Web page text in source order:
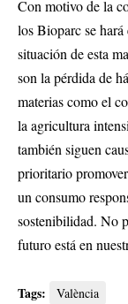
Con motivo de la
los Bioparc se
situación de esta
son la pérdida de
materias como el
la agricultura
también siguen
prioritario
un consumo
sostenibilidad. No
futuro está en
Tags: València